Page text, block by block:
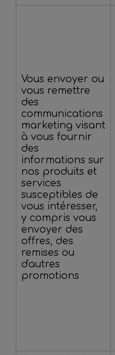
Vous envoyer ou
vous remettre
des
communications
marketing visant
à vous fournir
des
informations sur
nos produits et
services
susceptibles de
vous intéresser,
y compris vous
envoyer des
offres, des
remises ou
d'autres
promotions